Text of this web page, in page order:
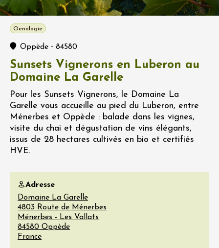
Oenologie
Oppède - 84580
Sunsets Vignerons en Luberon au
Domaine La Garelle
Pour les Sunsets Vignerons, le Domaine La
Garelle vous accueille au pied du Luberon, entre
Ménerbes et Oppède : balade dans les vignes,
visite du chai et dégustation de vins élégants,
issus de 28 hectares cultivés en bio et certifiés
HVE.
Adresse
Domaine La Garelle
4803 Route de Ménerbes
Ménerbes - Les Vallats
84580 Oppède
France